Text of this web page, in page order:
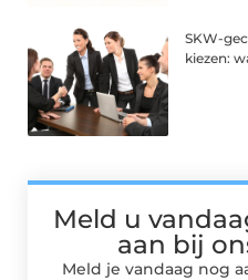
SKW-
kiezen:
Meld u
aan bij
Meld je vandaag nog